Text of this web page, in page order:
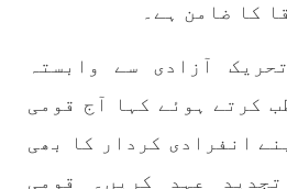
خبریں
کا ضامن ہے۔
آزادی سے وابستہ
کرتے ہوئے کہا آج قومی
انفرادی کردار کا بھی
عہد کریں۔ قومی